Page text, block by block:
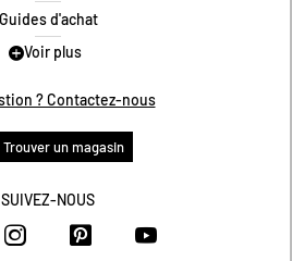
Guides d'achat
Guide des tailles
de fidélité
des offres
et retours
Voir plus
? Contactez-nous
Trouver un magasin
SUIVEZ-NOUS
www.facebook.com/
https://https://